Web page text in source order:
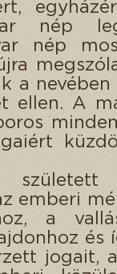
nép
nép
a
ellen. A
emberi
a
és
jogait,